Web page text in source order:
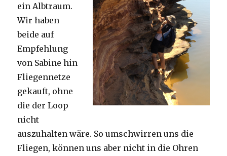
ein Albtraum.
Wir haben
beide auf
Empfehlung
von Sabine hin
Fliegennetze
gekauft, ohne
die der Loop
nicht
auszuhalten wäre. So umschwirren uns die
Fliegen, können uns aber nicht in die Ohren